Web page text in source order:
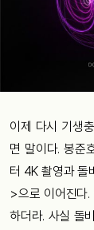
이제 다시 기생충
면 말이다.봉준
터 4K 촬영과 돌비
>으로 이어진다.
하더라. 사실 돌비